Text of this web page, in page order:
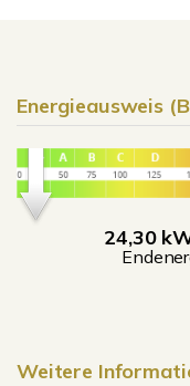
Energieausweis
24,30
Weitere